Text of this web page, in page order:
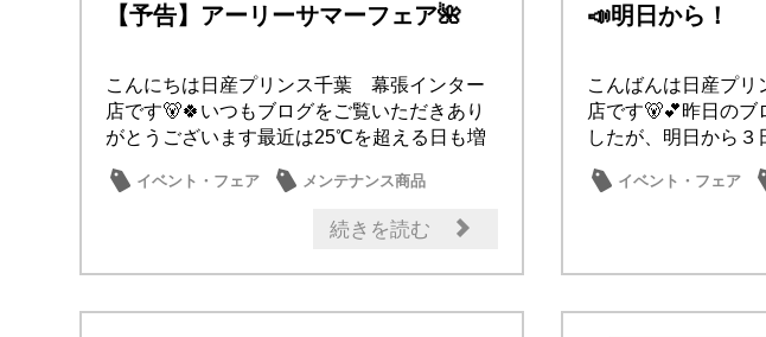
【予告】アーリーサマーフェア🌺
こんにちは日産プリンス千葉 幕張インター
店です🐻🍀いつもブログをご覧いただきあり
がとうございます最近は25℃を超える日も増
イベント・フェア メンテナンス商品
続きを読む
📣明日から！
こんばんは日産プ
店です🐻💕昨日のブ
したが、明日から
イベント・フェア